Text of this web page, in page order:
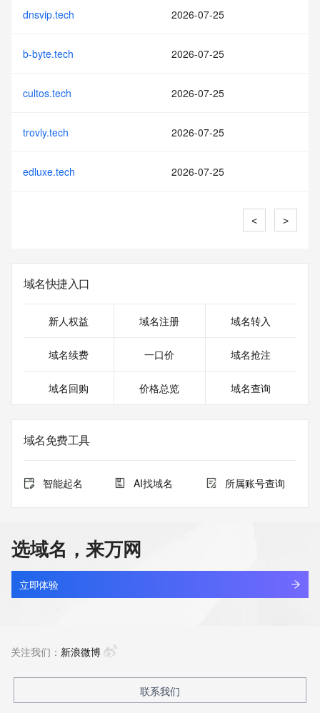
dnsvip.tech 2026-07-25
b-byte.tech 2026-07-25
cultos.tech 2026-07-25
trovly.tech 2026-07-25
edluxe.tech 2026-07-25
< >
域名快捷入口
新人权益 域名注册 域名转入
域名续费 一口价 域名抢注
域名回购 价格总览 域名查询
域名免费工具
智能起名 AI找域名 所属账号查询
选域名，来万网
立即体验
关注我们： 新浪微博
联系我们